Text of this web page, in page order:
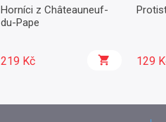
Horníci z Châteauneuf-
du-Pape
219 Kč 129